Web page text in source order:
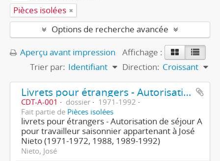
Pièces isolées
Options de recherche avancée
Aperçu avant impression
Affichage :
Trier par: Identifiant Direction: Croissant
Livrets pour étrangers - Autorisation de séjour A pour travailleur saisonnier
CDT-A-001 dossier
1971-1992
Fait partie de Pièces isolées
livrets pour étrangers - Autorisation de séjour A
pour travailleur saisonnier appartenant à José
Nieto (1971-1972, 1988, 1989-1992)
Nieto, José